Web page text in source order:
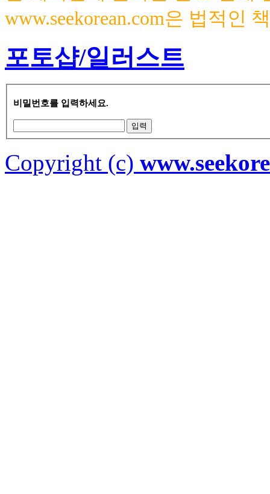
www.seekorean.com은 법적인
포토샵/일러스트
비밀번호를 입력하세요.
Copyright (c)